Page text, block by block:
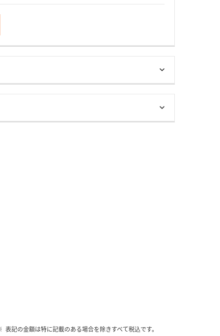
表記の金額は特に記載のある場合を除きすべて税込です。